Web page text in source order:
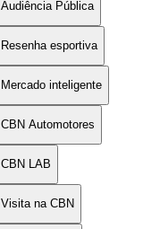
Audiência Pública
Resenha esportiva
Mercado inteligente
CBN Automotores
CBN LAB
Visita na CBN